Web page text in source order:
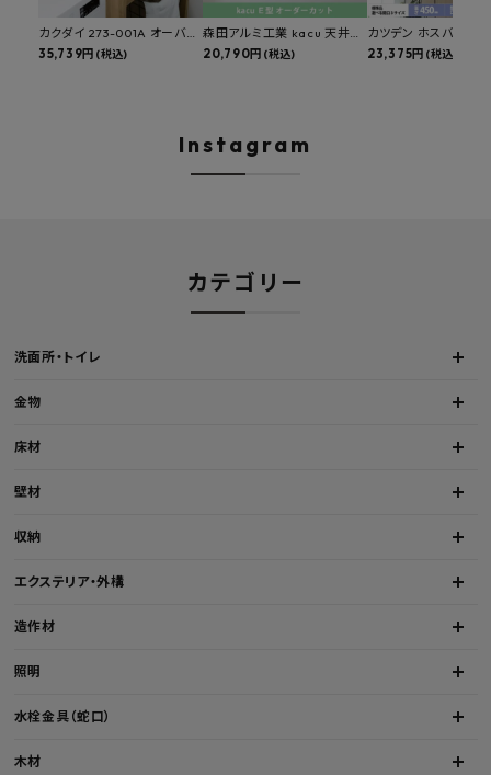
カクダイ 273-001A オーバー
カウンタースロップシンク 選
35,739円 (税込)
森田アルミ工業 kacu 天井付
け物干し E型 サイズオーダー
20,790円 (税込)
カツデン ホスバ 天井
物干し 標準サイズ ス
23,375円 (税込)
Instagram
カテゴリー
洗面所・トイレ
金物
床材
壁材
収納
エクステリア・外構
造作材
照明
水栓金具（蛇口）
木材